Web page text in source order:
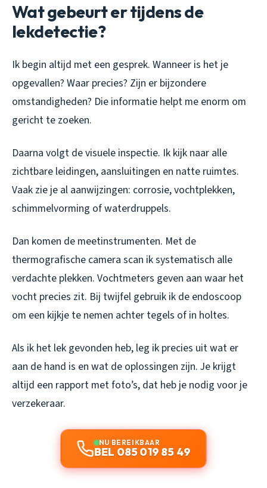
Wat gebeurt er tijdens de
lekdetectie?
Ik begin altijd met een gesprek. Wanneer is het je
opgevallen? Waar precies? Zijn er bijzondere
omstandigheden? Die informatie helpt me enorm om
gericht te zoeken.
Daarna volgt de visuele inspectie. Ik kijk naar alle
zichtbare leidingen, aansluitingen en natte ruimtes.
Vaak zie je al aanwijzingen: corrosie, vochtplekken,
schimmelvorming of waterdruppels.
Dan komen de meetinstrumenten. Met de
thermografische camera scan ik systematisch alle
verdachte plekken. Vochtmeters geven aan waar het
vocht precies zit. Bij twijfel gebruik ik de endoscoop
om een kijkje te nemen achter tegels of in holtes.
Als ik het lek gevonden heb, leg ik precies uit wat er
aan de hand is en wat de oplossingen zijn. Je krijgt
altijd een rapport met foto’s, dat heb je nodig voor je
verzekeraar.
NU BEREIKBAAR
BEL 085 019 85 49